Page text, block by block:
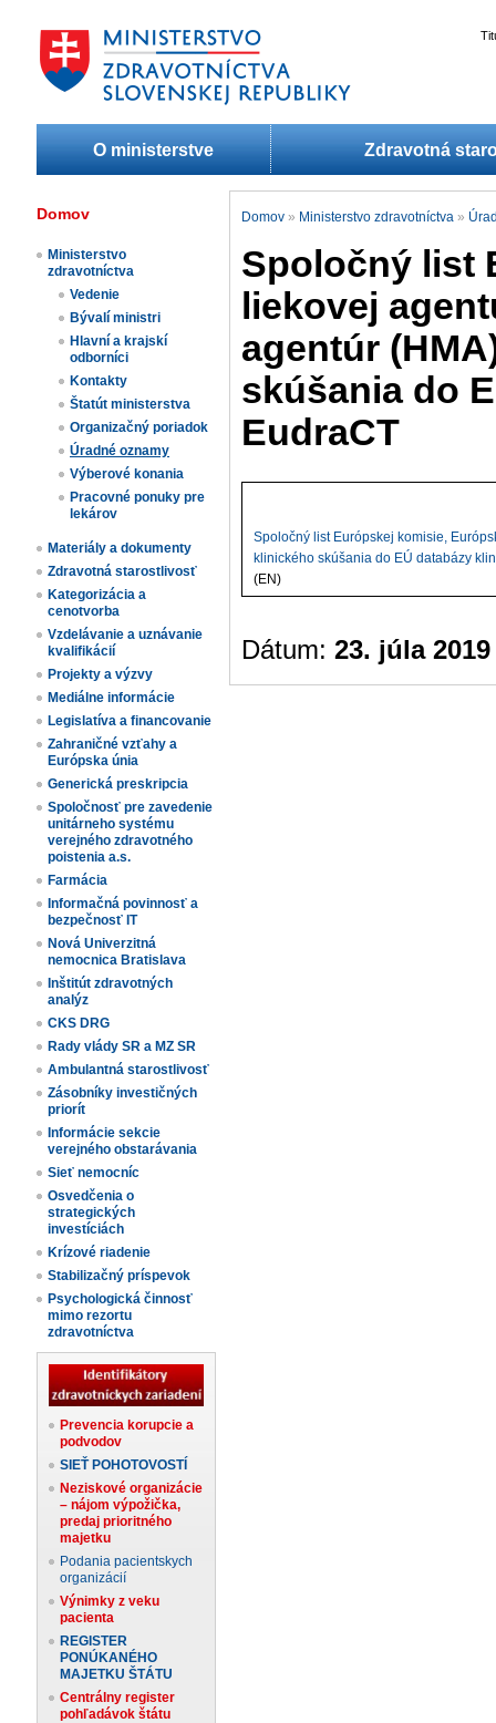
O ministerstve Zdravotná
Domov
Ministerstvo
zdravotníctva
Vedenie
Bývalí ministri
Hlavní a krajskí
odborníci
Kontakty
Štatút ministerstva
Organizačný poriadok
Úradné oznamy
Výberové konania
Pracovné ponuky pre
lekárov
Materiály a dokumenty
Zdravotná starostlivosť
Kategorizácia a
cenotvorba
Vzdelávanie a uznávanie
kvalifikácií
Projekty a výzvy
Mediálne informácie
Legislatíva a financovanie
Zahraničné vzťahy a
Európska únia
Generická preskripcia
Spoločnosť pre zavedenie
unitárneho systému
verejného zdravotného
poistenia a.s.
Farmácia
Informačná povinnosť a
bezpečnosť IT
Nová Univerzitná
nemocnica Bratislava
Inštitút zdravotných
analýz
CKS DRG
Rady vlády SR a MZ SR
Ambulantná starostlivosť
Zásobníky investičných
priorít
Informácie sekcie
verejného obstarávania
Sieť nemocníc
Osvedčenia o
strategických
investíciách
Krízové riadenie
Stabilizačný príspevok
Psychologická činnosť
mimo rezortu
zdravotníctva
Prevencia korupcie a
podvodov
SIEŤ POHOTOVOSTÍ
Neziskové organizácie
– nájom výpožička,
predaj prioritného
majetku
Podania pacientskych
organizácií
Výnimky z veku
pacienta
REGISTER
PONÚKANÉHO
MAJETKU ŠTÁTU
Centrálny register
pohľadávok štátu
Domov » Ministerstvo zdravotníctva »
Spoločný list
liekovej
agentúr
skúšania do
EudraCT
Spoločný list Európskej komisie,
klinického skúšania do EÚ databázy
(EN)
Dátum: 23. júla 2019